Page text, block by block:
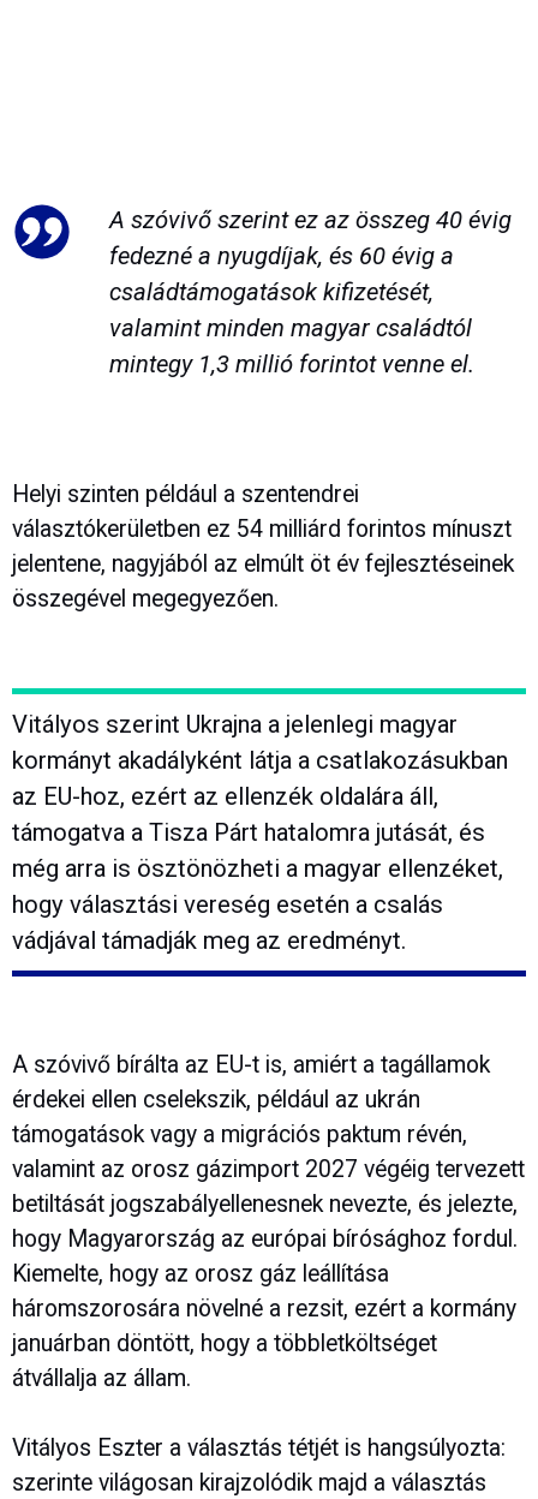
A szóvivő szerint ez az összeg 40 évig
fedezné a nyugdíjak, és 60 évig a
családtámogatások kifizetését,
valamint minden magyar családtól
mintegy 1,3 millió forintot venne el.
Helyi szinten például a szentendrei
választókerületben ez 54 milliárd forintos mínuszt
jelentene, nagyjából az elmúlt öt év fejlesztéseinek
összegével megegyezően.
Vitályos szerint Ukrajna a jelenlegi magyar
kormányt akadályként látja a csatlakozásukban
az EU-hoz, ezért az ellenzék oldalára áll,
támogatva a Tisza Párt hatalomra jutását, és
még arra is ösztönözheti a magyar ellenzéket,
hogy választási vereség esetén a csalás
vádjával támadják meg az eredményt.
A szóvivő bírálta az EU-t is, amiért a tagállamok
érdekei ellen cselekszik, például az ukrán
támogatások vagy a migrációs paktum révén,
valamint az orosz gázimport 2027 végéig tervezett
betiltását jogszabályellenesnek nevezte, és jelezte,
hogy Magyarország az európai bírósághoz fordul.
Kiemelte, hogy az orosz gáz leállítása
háromszorosára növelné a rezsit, ezért a kormány
januárban döntött, hogy a többletköltséget
átvállalja az állam.
Vitályos Eszter a választás tétjét is hangsúlyozta:
szerinte világosan kirajzolódik majd a választás